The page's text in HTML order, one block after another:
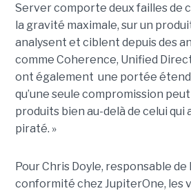
Server comporte deux failles de
la gravité maximale, sur un
analysent et ciblent depuis des
comme Coherence, Unified
ont également une portée
qu’une seule compromission
produits bien au-delà de celui
piraté. »
Pour Chris Doyle, responsable
conformité chez JupiterOne, les